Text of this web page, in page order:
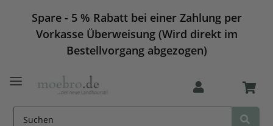
Spare - 5 % Rabatt bei einer Zahlung per
Vorkasse Überweisung (Wird direkt im
Bestellvorgang abgezogen)